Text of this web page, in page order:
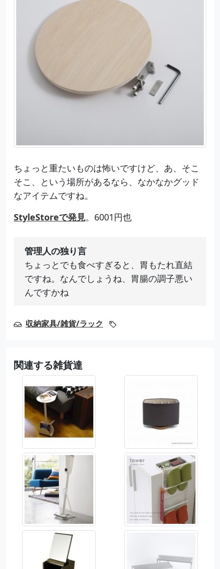
ちょっと重たいものは怖いですけど、あ、そこ
そこ、という場所があるなら、なかなかグッド
なアイテムですね。
StyleStoreで発見。6001円也
管理人の独り言
ちょっとでも食べすぎると、胃もたれ直結
ですね。なんでしょうね、胃腸の調子悪い
んですかね
収納家具/雑貨/ラック
関連する雑貨達